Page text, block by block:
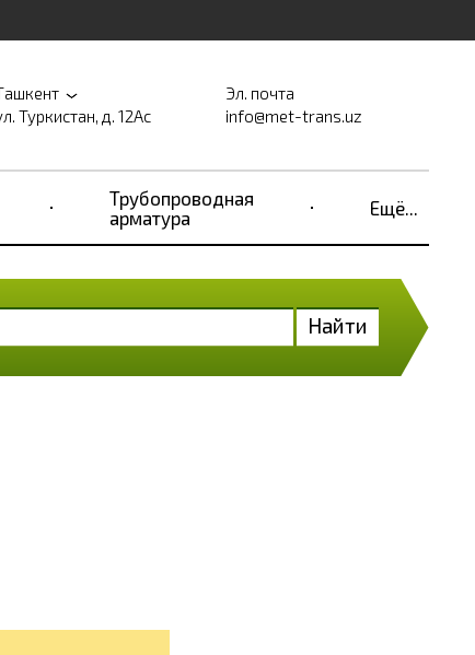
Туркистан, д. 12Ас
Эл. почта
info@met-trans.uz
Трубопроводная
арматура
Ещё...
Найти